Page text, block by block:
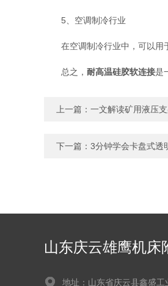
5、空调制冷行业
在空调制冷行业中，可以用于
总之， 耐高温硅胶软连接是
上一篇： 一文解读矿用液压
下一篇： 3分钟学会卡盘式透
山东庆云雄鹰机床
地址：山东省庆云县鑫盛工